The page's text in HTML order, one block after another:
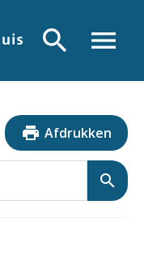
menu
search
print Afdrukken
search